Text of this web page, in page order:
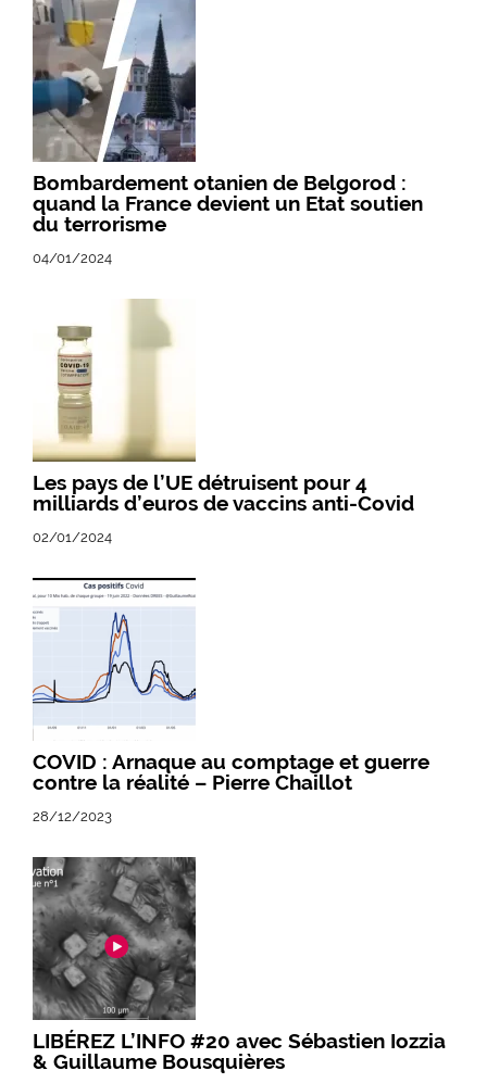
Bombardement otanien de Belgorod :
quand la France devient un Etat soutien
du terrorisme
04/01/2024
Les pays de l’UE détruisent pour 4
milliards d’euros de vaccins anti-Covid
02/01/2024
COVID : Arnaque au comptage et guerre
contre la réalité – Pierre Chaillot
28/12/2023
LIBÉREZ L’INFO #20 avec Sébastien Iozzia
& Guillaume Bousquières